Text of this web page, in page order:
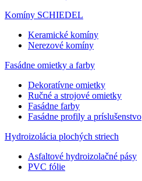
Komíny SCHIEDEL
Keramické komíny
Nerezové komíny
Fasádne omietky a farby
Dekoratívne omietky
Ručné a strojové omietky
Fasádne farby
Fasádne profily a príslušenstvo
Hydroizolácia plochých striech
Asfaltové hydroizolačné pásy
PVC fólie